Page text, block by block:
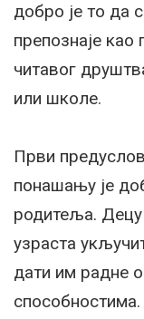
добро је то да
препознаје
читавог
или школе.
Први
понашању је
родитеља. Децу
узраста
дати им радне